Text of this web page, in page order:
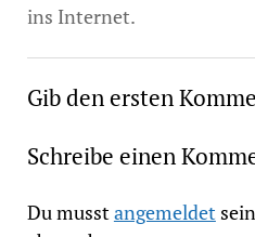
ins Internet.
Gib den ersten
Schreibe einen
Du musstangemeldet